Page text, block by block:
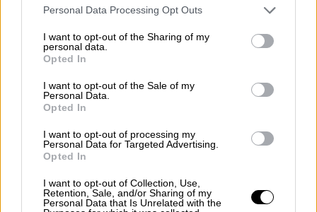
Please note that this website/app uses one or more Google
not limited to your visit or usage behaviour. You may click to
grant or deny consent to Google and its third-party tags to
use your data for below specified purposes in below Google
consent section.
Personal Data Processing Opt Outs
I want to opt-out of the Sharing of my
personal data.
Opted In
I want to opt-out of the Sale of my
Personal Data.
Opted In
I want to opt-out of processing my
Personal Data for Targeted Advertising.
Opted In
I want to opt-out of Collection, Use,
Retention, Sale, and/or Sharing of my
Personal Data that Is Unrelated with the
προσοχή της στο παιχνίδι της 11ης
αγωνιστικής της Euroleague κόντρα στη
Ζαλγκίρις στο Κάουνας (22/11, 20:00), στο
βρίσκεται στον πάγκο καθώς θα έχει
υποχρεώσεις με την Εθνική Τουρκίας.
Πρώτος σκόρερ για τον Παναθηναϊκό ήταν ο
Όμερ Γιούρτσεβεν, που είχε 20 πόντους (7/9
διπ., 1/1 τριπ.) και 6 ριμπάουντ, με τον
Κέντρικ Ναν να προσθέτει άλλους 19 (3/7